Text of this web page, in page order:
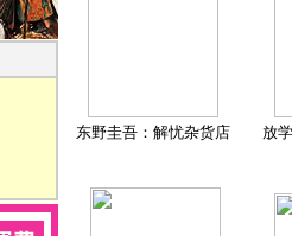
东野圭吾：解忧杂货店 放